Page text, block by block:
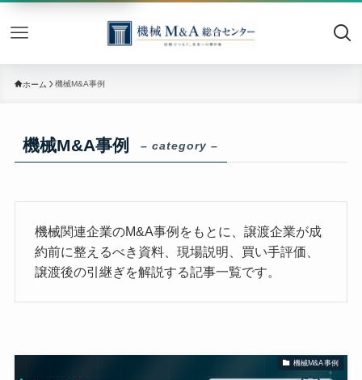
機械
ホーム 機械M&A事例
機械M&A事例 – category –
機械関連企業のM&A事例をもとに、譲渡企業が成
約前に整えるべき資料、現場説明、買い手評価、
譲渡後の引継ぎを解説する記事一覧です。
機械M&A事例